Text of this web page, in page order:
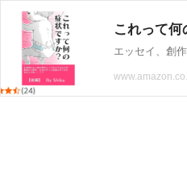
これって
エッセイ、創